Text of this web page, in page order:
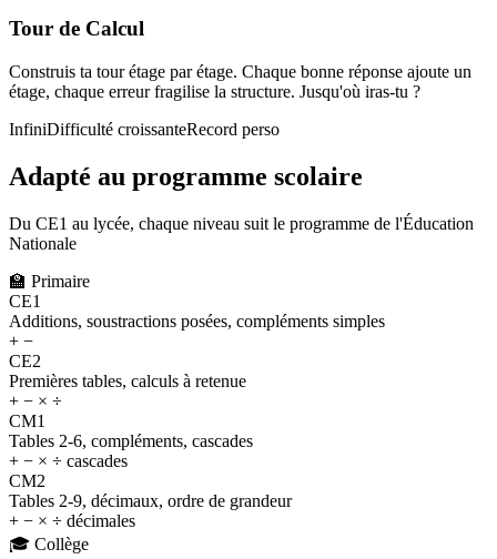
Tour de Calcul
Construis ta tour étage par étage. Chaque bonne réponse ajoute un
étage, chaque erreur fragilise la structure. Jusqu'où iras-tu ?
InfiniDifficulté croissanteRecord perso
Adapté au programme scolaire
Du CE1 au lycée, chaque niveau suit le programme de l'Éducation
Nationale
🏫 Primaire
CE1
Additions, soustractions posées, compléments simples
+ −
CE2
Premières tables, calculs à retenue
+ − × ÷
CM1
Tables 2-6, compléments, cascades
+ − × ÷ cascades
CM2
Tables 2-9, décimaux, ordre de grandeur
+ − × ÷ décimales
🎓 Collège